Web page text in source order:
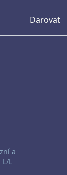
Darovat
a
L/L